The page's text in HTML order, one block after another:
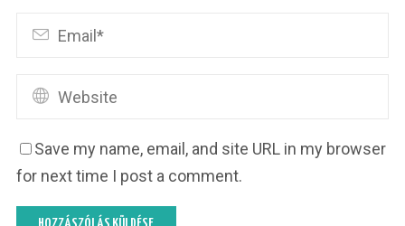
Save my name, email, and site URL in my browser
for next time I post a comment.